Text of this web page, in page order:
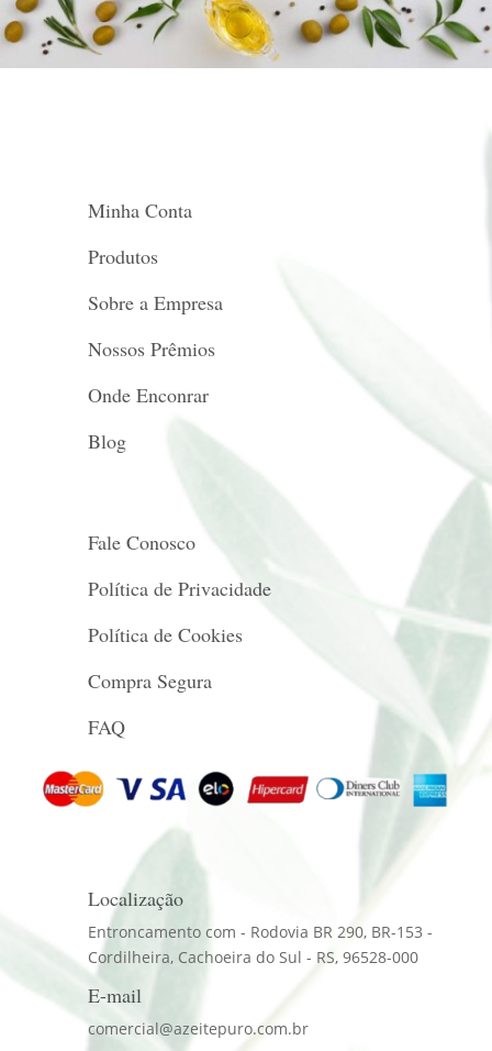
Minha Conta
Produtos
Sobre a Empresa
Nossos Prêmios
Onde Enconrar
Blog
Fale Conosco
Política de Privacidade
Política de Cookies
Compra Segura
FAQ
Localização
Entroncamento com - Rodovia BR 290, BR-153 -
Cordilheira, Cachoeira do Sul - RS, 96528-000
E-mail
comercial@azeitepuro.com.br